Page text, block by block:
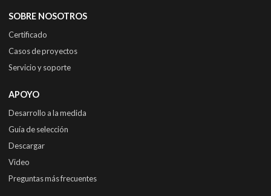
SOBRE NOSOTROS
Certificado
Casos de proyectos
Servicio y soporte
APOYO
Desarrollo a la medida
Guía de selección
Descargar
Video
Preguntas más frecuentes